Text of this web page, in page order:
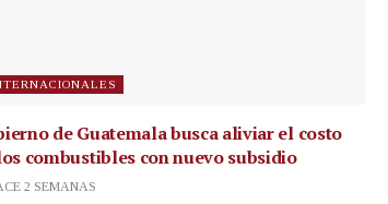
de Guatemala busca aliviar el costo
combustibles con nuevo subsidio
2 SEMANAS